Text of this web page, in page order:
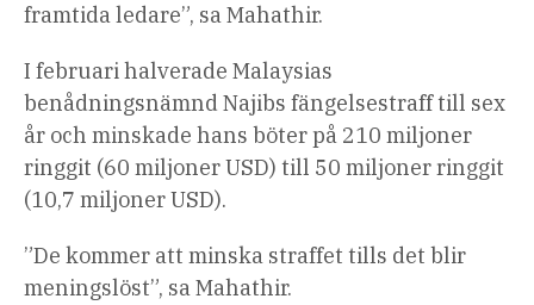
framtida ledare”, sa Mahathir.
I februari halverade Malaysias
benådningsnämnd Najibs fängelsestraff till sex
år och minskade hans böter på 210 miljoner
ringgit (60 miljoner USD) till 50 miljoner ringgit
(10,7 miljoner USD).
”De kommer att minska straffet tills det blir
meningslöst”, sa Mahathir.